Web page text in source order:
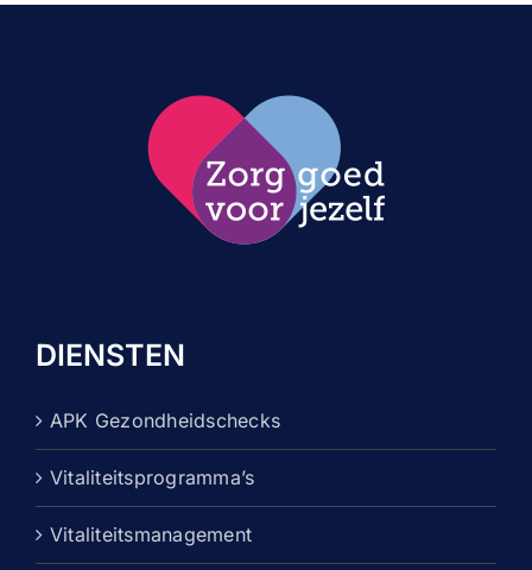
DIENSTEN
APK Gezondheidschecks
Vitaliteitsprogramma’s
Vitaliteitsmanagement